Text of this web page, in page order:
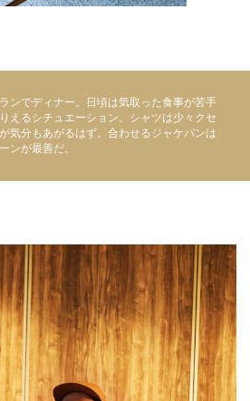
ンでディナー。日頃は気取った食事が苦手
えるシチュエーション。シャツは少々クセ
気分もあがるはず。合わせるジャケパンは
ンが最善だ。